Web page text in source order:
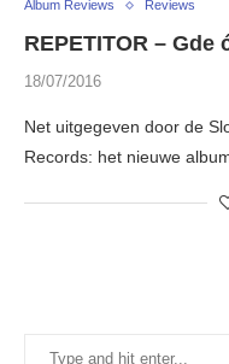
Album Reviews Reviews
REPETITOR – Gde
18/07/2016
Net uitgegeven door de
Records: het nieuwe